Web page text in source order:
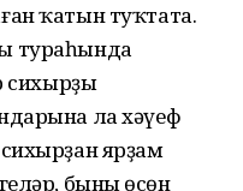
ҡатын туҡтата.
тураһында
сихырҙы
ла хәүеф
ярҙам
бының өсөн